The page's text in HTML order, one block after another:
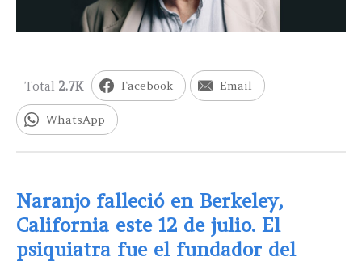
Total 2.7K Facebook Email
WhatsApp
Naranjo falleció en Berkeley,
California este 12 de julio. El
psiquiatra fue el fundador del